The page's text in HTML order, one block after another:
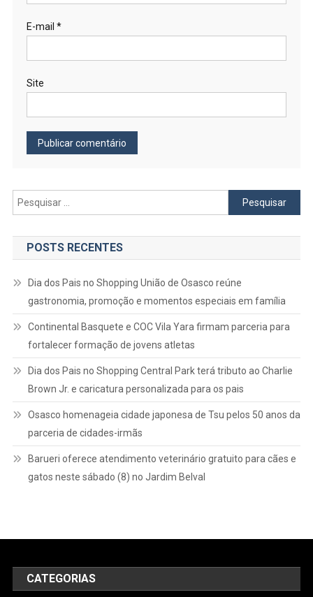
E-mail *
Site
Pesquisar
por:
POSTS RECENTES
Dia dos Pais no Shopping União de Osasco reúne
gastronomia, promoção e momentos especiais em família
Continental Basquete e COC Vila Yara firmam parceria para
fortalecer formação de jovens atletas
Dia dos Pais no Shopping Central Park terá tributo ao Charlie
Brown Jr. e caricatura personalizada para os pais
Osasco homenageia cidade japonesa de Tsu pelos 50 anos da
parceria de cidades-irmãs
Barueri oferece atendimento veterinário gratuito para cães e
gatos neste sábado (8) no Jardim Belval
CATEGORIAS